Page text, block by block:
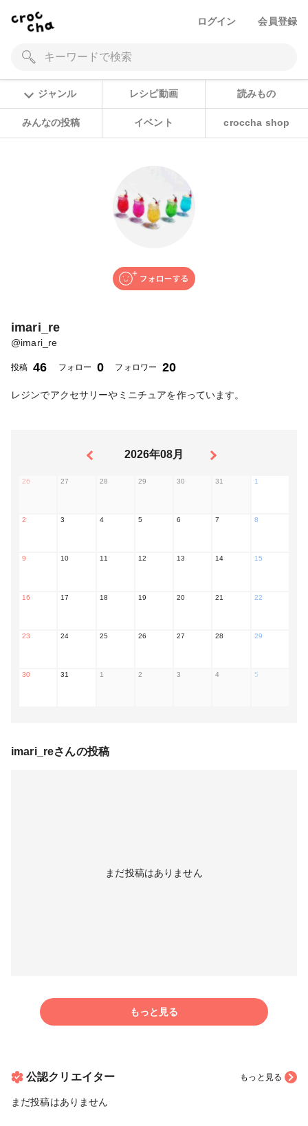
ログイン 会員登録
ジャンル レシピ動画 読みもの
みんなの投稿 イベント croccha shop
imari_re
@imari_re
投稿 46 フォロー 0 フォロワー 20
レジンでアクセサリーやミニチュアを作っています。
2026年08月
26 27 28 29 30 31 1
2 3 4 5 6 7 8
9 10 11 12 13 14 15
16 17 18 19 20 21 22
23 24 25 26 27 28 29
30 31 1 2 3 4 5
imari_reさんの投稿
まだ投稿はありません
もっと見る
公認クリエイター もっと見る
まだ投稿はありません